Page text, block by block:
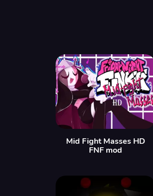
Mid Fight Masses HD
FNF mod